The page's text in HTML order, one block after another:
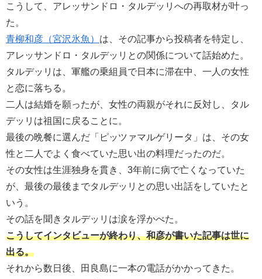
こうして、アレッサンドロ・タルデッリへの再取材が叶っ
た。
青柳和彦（宮沢氷魚） は、その記事から投稿者を特定し、
アレッサンドロ・タルデッリとの関係について話始めた。
タルデッリは、軍艦の乗組員で日本に滞在中、一人の女性
と恋に落ちる。
二人は結婚を願ったが、女性の両親がそれに反対し、タル
デッリは祖国に戻ることに。
最後の晩餐に選んだ「ピッツァマルゲリータ」は、その女
性と二人でよく食べていた思い出の料理だったのだ。
その女性は生涯独身を貫き、3年前に病で亡くなっていた
が、最後の最後までタルデッリとの思い出話をしていたと
いう。
その話を聞きタルデッリは涙を浮かべた。
こうしてインタビューが終わり、和彦が書いた記事は世に
出る。
それから数日後、田良島に一本の電話がかかってきた。